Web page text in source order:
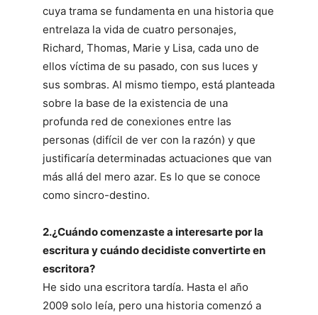
cuya trama se fundamenta en una historia que
entrelaza la vida de cuatro personajes,
Richard, Thomas, Marie y Lisa, cada uno de
ellos víctima de su pasado, con sus luces y
sus sombras. Al mismo tiempo, está planteada
sobre la base de la existencia de una
profunda red de conexiones entre las
personas (difícil de ver con la razón) y que
justificaría determinadas actuaciones que van
más allá del mero azar. Es lo que se conoce
como sincro-destino.
2.¿Cuándo comenzaste a interesarte por la
escritura y cuándo decidiste convertirte en
escritora?
He sido una escritora tardía. Hasta el año
2009 solo leía, pero una historia comenzó a